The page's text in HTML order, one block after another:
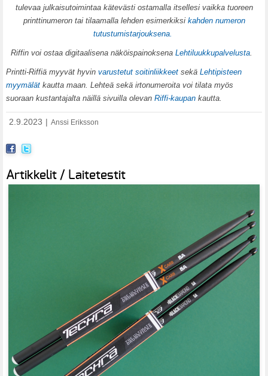
tulevaa julkaisutoimintaa kätevästi ostamalla itsellesi vaikka tuoreen
printtinumeron tai tilaamalla lehden esimerkiksi kahden numeron
tutustumistarjouksena.
Riffin voi ostaa digitaalisena näköispainoksena Lehtiluukkupalvelusta
Printti-Riffiä myyvät hyvin varustetut soitinliikkeet sekä Lehtipisteen
myymälät kautta maan. Lehteä sekä irtonumeroita voi tilata myös
suoraan kustantajalta näillä sivuilla olevan Riffi-kaupan kautta.
2.9.2023 Anssi Eriksson
Artikkelit / Laitetestit